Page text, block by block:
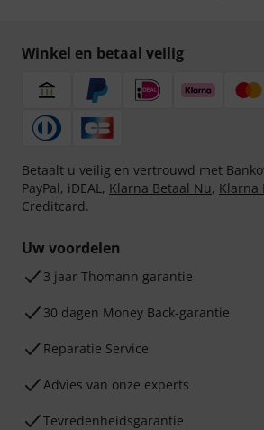
Winkel en betaal veilig
Betaalt u veilig en vertrouwd met
PayPal, iDEAL, Klarna Betaal Nu, Klarna
Creditcard.
Uw voordelen
3 jaar Thomann garantie
30 dagen Money Back-garantie
Reparatie Service
Advies van onze experts
Tevredenheidsgarantie